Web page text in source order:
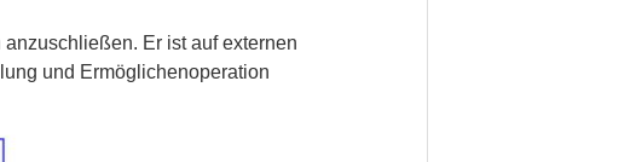
Er ist auf externen
und Ermöglichenoperation